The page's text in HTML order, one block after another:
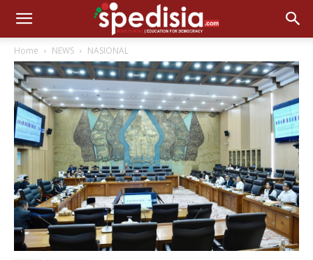
Home NEWS NASIONAL